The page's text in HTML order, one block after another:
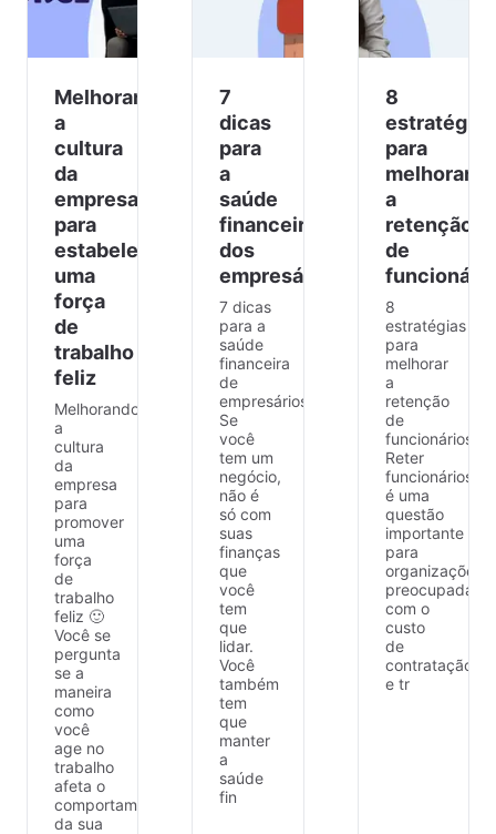
Melhorar
a
cultura
da
empresa
para
estabelecer
uma
força
de
trabalho
feliz
Melhorando
a
cultura
da
empresa
para
promover
uma
força
de
trabalho
feliz 🙂
Você se
pergunta
se a
maneira
como
você
age no
trabalho
afeta o
comportamento
da sua
7
dicas
para
a
saúde
financeira
dos
empresários
7 dicas
para a
saúde
financeira
de
empresários
Se
você
tem um
negócio,
não é
só com
suas
finanças
que
você
tem
que
lidar.
Você
também
tem
que
manter
a
saúde
fin
8
estratégias
para
melhorar
a
retenção
de
8
estratégias
para
melhorar
a
retenção
de
funcionários
Reter
funcionários
é uma
questão
importante
para
organizações
preocupadas
com o
custo
de
contratação
e tr